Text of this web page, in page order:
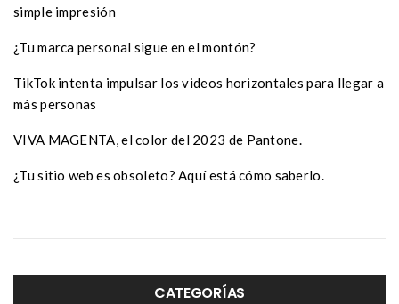
simple impresión
¿Tu marca personal sigue en el montón?
TikTok intenta impulsar los videos horizontales para llegar a
más personas
VIVA MAGENTA, el color del 2023 de Pantone.
¿Tu sitio web es obsoleto? Aquí está cómo saberlo.
CATEGORÍAS